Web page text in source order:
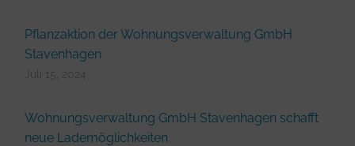
Pflanzaktion der Wohnungsverwaltung GmbH
Stavenhagen
Juli 15, 2024
Wohnungsverwaltung GmbH Stavenhagen schafft
neue Lademöglichkeiten